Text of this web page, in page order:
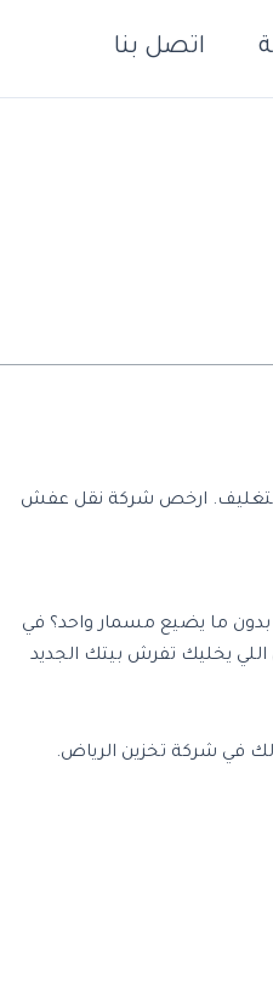
اتصل بنا
ارخص شركة نقل عفش
ما يضيع مسمار واحد؟ في
يخليك تفرش بيتك الجديد
في شركة تخزين الرياض.